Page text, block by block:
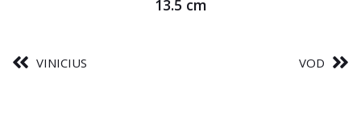
13.5 cm
VINICIUS VOD